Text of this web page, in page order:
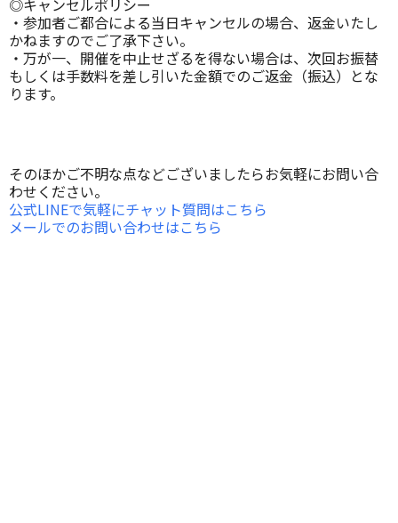
◎キャンセルポリシー
・参加者ご都合による当日キャンセルの場合、返金いたし
かねますのでご了承下さい。
・万が一、開催を中止せざるを得ない場合は、次回お振替
もしくは手数料を差し引いた金額でのご返金（振込）とな
ります。
そのほかご不明な点などございましたらお気軽にお問い合
わせください。
公式LINEで気軽にチャット質問はこちら
メールでのお問い合わせはこちら